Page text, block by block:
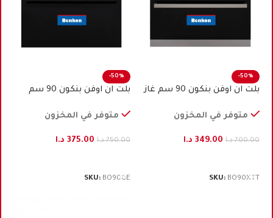
-50%
بلت ان اوفن بنكون 90 سم غاز
متوفر في المخزون
700.00 د.ا 349.00 د.ا
SKU: BO90XTT
-50%
بلت ان اوفن بنكون 90 ﺳﻢ
متوفر في المخزون
750.00 د.ا 375.00 د.ا
SKU: BO90GE